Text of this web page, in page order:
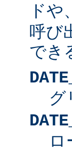
ドや
呼び
でき
グ